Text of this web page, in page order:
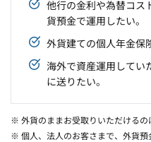
他行の金利や為替コス
貨預金で運用したい。
外貨建ての個人年金保
海外で資産運用してい
に送りたい。
※ 外貨のままお受取りいただけるの
※ 個人、法人のお客さまで、外貨